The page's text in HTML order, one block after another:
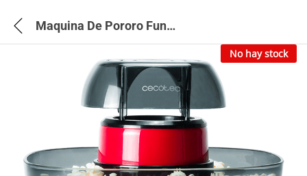
Maquina De Pororo Fun&Taste P’Corn Easy – 4259
No hay stock